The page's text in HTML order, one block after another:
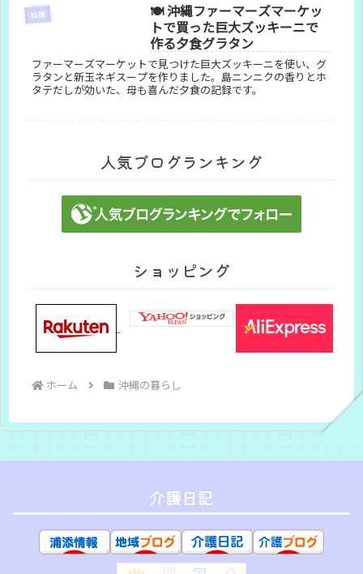
料理
🍽️ 沖縄ファーマーズマーケッ
トで買った巨大ズッキーニで
作る夕食グラタン
ファーマーズマーケットで見つけた巨大ズッキーニを使い、グ
ラタンと新玉ネギスープを作りました。島ニンニクの香りとホ
タテだしが効いた、母も喜んだ夕食の記録です。
人気ブログランキング
ショッピング
ホーム 沖縄の暮らし
介護日記